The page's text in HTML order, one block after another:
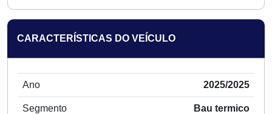
CARACTERÍSTICAS DO VEÍCULO
Ano 2025/2025
Segmento Bau termico